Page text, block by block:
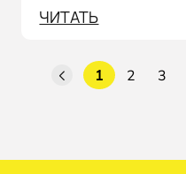
ЧИТАТЬ
1 2 3